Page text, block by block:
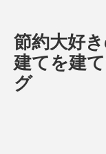
節約大好
建てを建
グ